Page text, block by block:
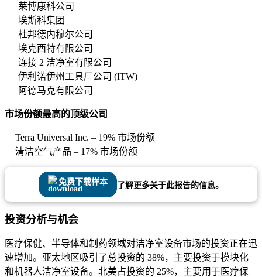
莱博康科公司
埃斯科集团
杜邦德内穆尔公司
埃克西特有限公司
连接 2 洁净室有限公司
伊利诺伊州工具厂公司 (ITW)
阿德马克有限公司
市场份额最高的顶级公司
Terra Universal Inc. – 19% 市场份额
清洁空气产品 – 17% 市场份额
免费下载样本 了解更多关于此报告的信息。
投资分析与机会
医疗保健、半导体和制药领域对洁净室设备市场的投资正在迅
速增加。亚太地区吸引了总投资的 38%，主要投资于模块化
和机器人洁净室设备。北美占投资的 25%，主要用于医疗保